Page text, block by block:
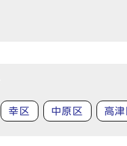
幸区 中原区 高津